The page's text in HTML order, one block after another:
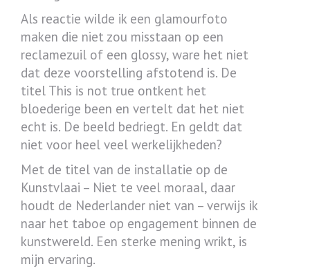
Als reactie wilde ik een glamourfoto
maken die niet zou misstaan op een
reclamezuil of een glossy, ware het niet
dat deze voorstelling afstotend is. De
titel This is not true ontkent het
bloederige been en vertelt dat het niet
echt is. De beeld bedriegt. En geldt dat
niet voor heel veel werkelijkheden?
Met de titel van de installatie op de
Kunstvlaai – Niet te veel moraal, daar
houdt de Nederlander niet van – verwijs ik
naar het taboe op engagement binnen de
kunstwereld. Een sterke mening wrikt, is
mijn ervaring.